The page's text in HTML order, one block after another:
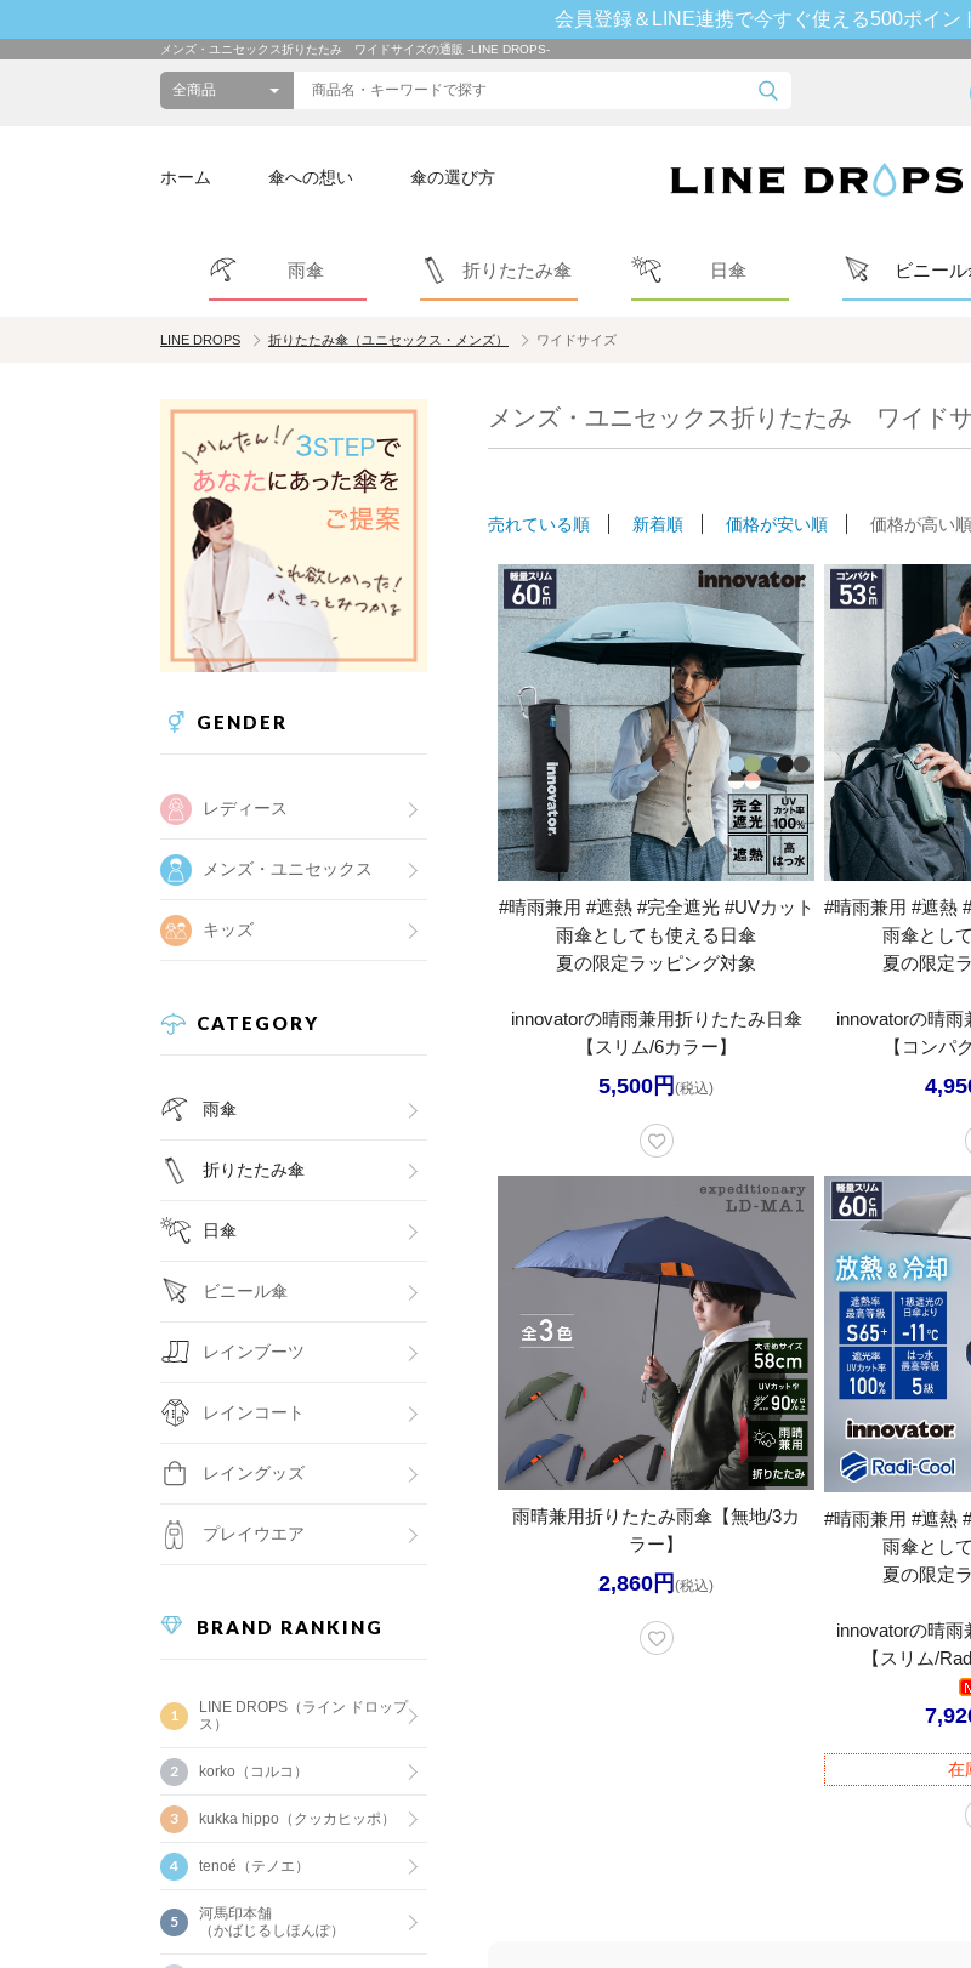
会員登録＆LINE連携で今すぐ使える500ポイン
メンズ・ユニセックス折りたたみ ワイドサイズの通販 -LINE DROPS-
ホーム 傘への想い 傘の選び方
雨傘 折りたたみ傘 日傘 ビニール
LINE DROPS 折りたたみ傘（ユニセックス・メンズ） ワイドサイズ
GENDER
レディース
メンズ・ユニセックス
キッズ
CATEGORY
雨傘
折りたたみ傘
日傘
ビニール傘
レインブーツ
レインコート
レイングッズ
プレイウエア
BRAND RANKING
LINE DROPS（ライン ドロップ
ス）
korko（コルコ）
kukka hippo（クッカヒッポ）
tenoé（テノエ）
河馬印本舗
（かばじるしほんぽ）
メンズ・ユニセックス折りたたみ ワイド
売れている順 新着順 価格が安い順 価格が高い順
#晴雨兼用 #遮熱 #完全遮光 #UVカット
雨傘としても使える日傘
夏の限定ラッピング対象
innovatorの晴雨兼用折りたたみ日傘
【スリム/6カラー】
5,500円 (税込)
#晴雨兼用 #遮熱
雨傘とし
夏の限定
innovatorの晴
【コンパ
雨晴兼用折りたたみ雨傘【無地/3カ
ラー】
2,860円 (税込)
#晴雨兼用 #遮熱
雨傘とし
夏の限定
innovatorの晴
【スリム/
在